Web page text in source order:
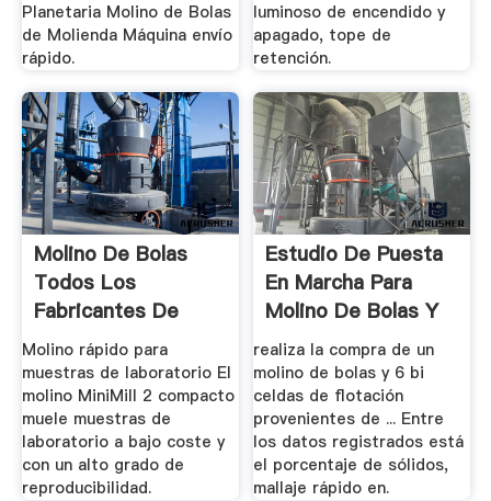
Planetaria Molino de Bolas
de Molienda Máquina envío
rápido.
luminoso de encendido y
apagado, tope de
retención.
Molino De Bolas
Todos Los
Fabricantes De
Dispositivos.
Molino rápido para
muestras de laboratorio El
molino MiniMill 2 compacto
muele muestras de
laboratorio a bajo coste y
con un alto grado de
reproducibilidad.
Estudio De Puesta
En Marcha Para
Molino De Bolas Y
Planta De.
realiza la compra de un
molino de bolas y 6 bi
celdas de flotación
provenientes de ... Entre
los datos registrados está
el porcentaje de sólidos,
mallaje rápido en.